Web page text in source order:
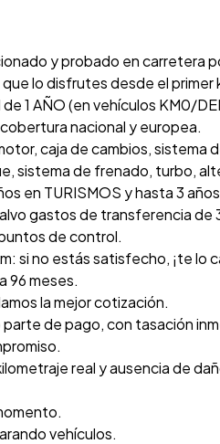
y probado en carretera
lo disfrutes desde el primer
de 1 AÑO (en vehículos KM0/
nacional y europea.
caja de cambios, sistema
sistema de frenado, turbo,
en TURISMOS y hasta 3
gastos de transferencia de
de control.
si no estás satisfecho, ¡te lo
96 meses.
la mejor cotización.
de pago, con tasación
real y ausencia de
vehículos.